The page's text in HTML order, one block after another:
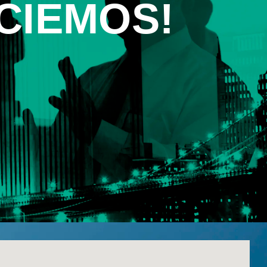
¡Trabaja Con Nosotros!